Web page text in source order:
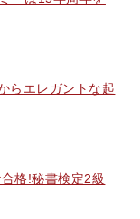
らエレガントな起
格!秘書検定2級